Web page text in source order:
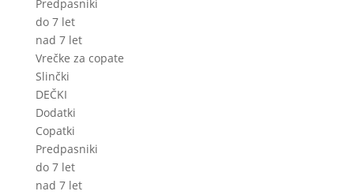
Predpasniki
do 7 let
nad 7 let
Vrečke za copate
Slinčki
DEČKI
Dodatki
Copatki
Predpasniki
do 7 let
nad 7 let